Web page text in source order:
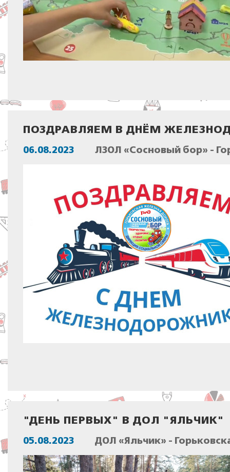
ПОЗДРАВЛЯЕМ В ДНЁМ
06.08.2023 ЛЗОЛ «Сосновый бор» -
"ДЕНЬ ПЕРВЫХ" В ДОЛ "ЯЛЬЧИК"
05.08.2023 ДОЛ «Яльчик» -